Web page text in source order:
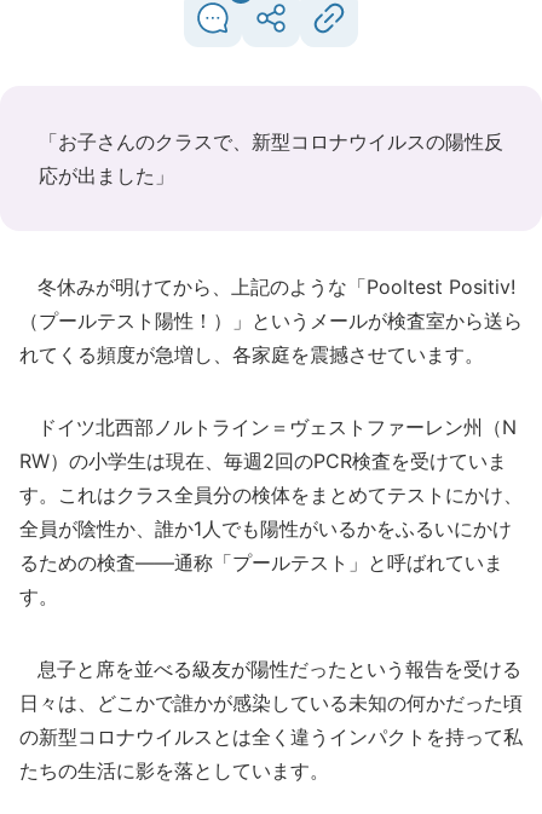
「お子さんのクラスで、新型コロナウイルスの陽性反
応が出ました」
冬休みが明けてから、上記のような「Pooltest Positiv!
（プールテスト陽性！）」というメールが検査室から送ら
れてくる頻度が急増し、各家庭を震撼させています。
ドイツ北西部ノルトライン＝ヴェストファーレン州（N
RW）の小学生は現在、毎週2回のPCR検査を受けていま
す。これはクラス全員分の検体をまとめてテストにかけ、
全員が陰性か、誰か1人でも陽性がいるかをふるいにかけ
るための検査――通称「プールテスト」と呼ばれていま
す。
息子と席を並べる級友が陽性だったという報告を受ける
日々は、どこかで誰かが感染している未知の何かだった頃
の新型コロナウイルスとは全く違うインパクトを持って私
たちの生活に影を落としています。